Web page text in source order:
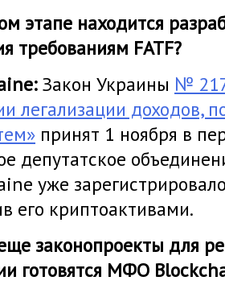
этапе находится
требованиям FATF?
Закон Украины №
легализации доходов,
принят 1 ноября в
депутатское
уже
его криптоактивами.
законопроекты для
готовятся МФО